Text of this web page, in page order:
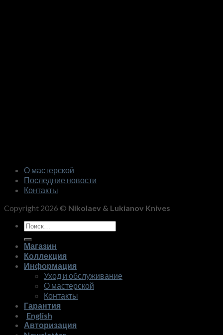
О мастерской
Последние новости
Контакты
Copyright 2026 © Nikolaev & Lukianov Knives
Искать:
Магазин
Коллекция
Информация
Уход и обслуживание
О мастерской
Контакты
Гарантия
English
Авторизация